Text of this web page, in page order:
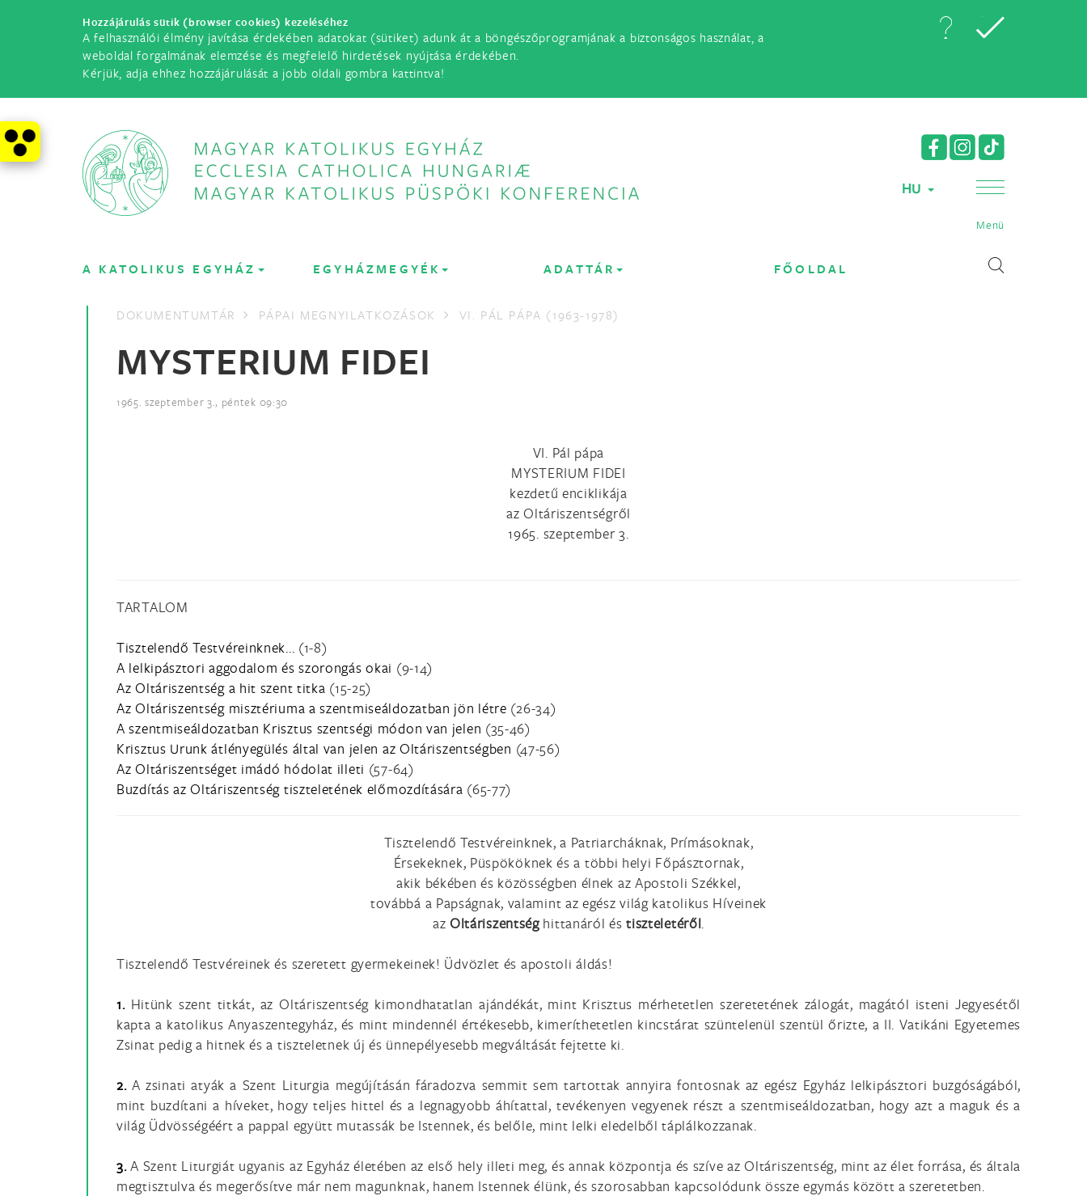
Hozzájárulás sütik (browser cookies) kezeléséhez
A felhasználói élmény javítása érdekében adatokat (sütiket) adunk át a böngészőprogramjának a biztonságos használat, a
weboldal forgalmának elemzése és megfelelő hirdetések nyújtása érdekében.
Kérjük, adja ehhez hozzájárulását a jobb oldali gombra kattintva!
HU
Menü
A KATOLIKUS EGYHÁZ EGYHÁZMEGYÉK ADATTÁR FŐOLDAL
DOKUMENTUMTÁR PÁPAI MEGNYILATKOZÁSOK VI. PÁL PÁPA (1963-1978)
MYSTERIUM FIDEI
1965. szeptember 3., péntek 09:30
VI. Pál pápa
MYSTERIUM FIDEI
kezdetű enciklikája
az Oltáriszentségről
1965. szeptember 3.
TARTALOM
Tisztelendő Testvéreinknek... (1-8)
A lelkipásztori aggodalom és szorongás okai (9-14)
Az Oltáriszentség a hit szent titka (15-25)
Az Oltáriszentség misztériuma a szentmiseáldozatban jön létre (26-34)
A szentmiseáldozatban Krisztus szentségi módon van jelen (35-46)
Krisztus Urunk átlényegülés által van jelen az Oltáriszentségben (47-56)
Az Oltáriszentséget imádó hódolat illeti (57-64)
Buzdítás az Oltáriszentség tiszteletének előmozdítására (65-77)
Tisztelendő Testvéreinknek, a Patriarcháknak, Prímásoknak,
Érsekeknek, Püspököknek és a többi helyi Főpásztornak,
akik békében és közösségben élnek az Apostoli Székkel,
továbbá a Papságnak, valamint az egész világ katolikus Híveinek
az Oltáriszentséghittanáról éstiszteletéről.
Tisztelendő Testvéreinek és szeretett gyermekeinek! Üdvözlet és apostoli áldás!
1.Hitünk szent titkát, az Oltáriszentség kimondhatatlan ajándékát, mint Krisztus mérhetetlen szeretetének zálogát, magától isteni Jegyesétől
kapta a katolikus Anyaszentegyház, és mint mindennél értékesebb, kimeríthetetlen kincstárat szüntelenül szentül őrizte, a II. Vatikáni Egyetemes
Zsinat pedig a hitnek és a tiszteletnek új és ünnepélyesebb megváltását fejtette ki.
2.A zsinati atyák a Szent Liturgia megújításán fáradozva semmit sem tartottak annyira fontosnak az egész Egyház lelkipásztori buzgóságából,
mint buzdítani a híveket, hogy teljes hittel és a legnagyobb áhítattal, tevékenyen vegyenek részt a szentmiseáldozatban, hogy azt a maguk és a
világ Üdvösségéért a pappal együtt mutassák be Istennek, és belőle, mint lelki eledelből táplálkozzanak.
3.A Szent Liturgiát ugyanis az Egyház életében az első hely illeti meg, és annak központja és szíve az Oltáriszentség, mint az élet forrása, és általa
megtisztulva és megerősítve már nem magunknak, hanem Istennek élünk, és szorosabban kapcsolódunk össze egymás között a szeretetben.